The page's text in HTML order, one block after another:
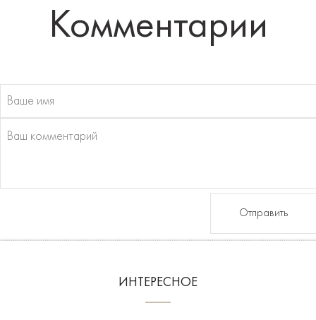
Комментарии
Отправить
ИНТЕРЕСНОЕ